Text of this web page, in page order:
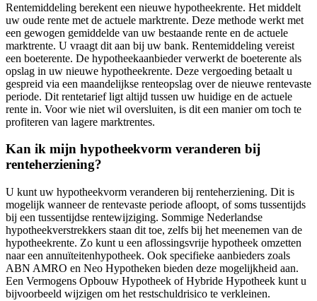
Rentemiddeling berekent een nieuwe hypotheekrente. Het middelt
uw oude rente met de actuele marktrente. Deze methode werkt met
een gewogen gemiddelde van uw bestaande rente en de actuele
marktrente. U vraagt dit aan bij uw bank. Rentemiddeling vereist
een boeterente. De hypotheekaanbieder verwerkt de boeterente als
opslag in uw nieuwe hypotheekrente. Deze vergoeding betaalt u
gespreid via een maandelijkse renteopslag over de nieuwe rentevaste
periode. Dit rentetarief ligt altijd tussen uw huidige en de actuele
rente in. Voor wie niet wil oversluiten, is dit een manier om toch te
profiteren van lagere marktrentes.
Kan ik mijn hypotheekvorm veranderen bij
renteherziening?
U kunt uw hypotheekvorm veranderen bij renteherziening. Dit is
mogelijk wanneer de rentevaste periode afloopt, of soms tussentijds
bij een tussentijdse rentewijziging. Sommige Nederlandse
hypotheekverstrekkers staan dit toe, zelfs bij het meenemen van de
hypotheekrente. Zo kunt u een aflossingsvrije hypotheek omzetten
naar een annuïteitenhypotheek. Ook specifieke aanbieders zoals
ABN AMRO en Neo Hypotheken bieden deze mogelijkheid aan.
Een Vermogens Opbouw Hypotheek of Hybride Hypotheek kunt u
bijvoorbeeld wijzigen om het restschuldrisico te verkleinen.